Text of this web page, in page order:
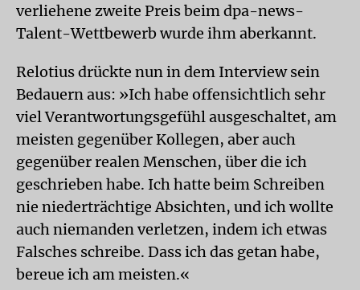
verliehene zweite Preis beim dpa-news-
Talent-Wettbewerb wurde ihm aberkannt.
Relotius drückte nun in dem Interview sein
Bedauern aus: »Ich habe offensichtlich sehr
viel Verantwortungsgefühl ausgeschaltet, am
meisten gegenüber Kollegen, aber auch
gegenüber realen Menschen, über die ich
geschrieben habe. Ich hatte beim Schreiben
nie niederträchtige Absichten, und ich wollte
auch niemanden verletzen, indem ich etwas
Falsches schreibe. Dass ich das getan habe,
bereue ich am meisten.«